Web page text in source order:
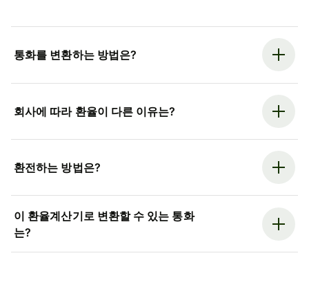
통화를 변환하는 방법은?
회사에 따라 환율이 다른 이유는?
환전하는 방법은?
이 환율계산기로 변환할 수 있는 통화
는?